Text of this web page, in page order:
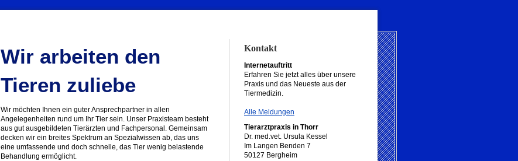
Wir arbeiten den
Tieren zuliebe
Wir möchten Ihnen ein guter Ansprechpartner in allen
Angelegenheiten rund um Ihr Tier sein. Unser Praxisteam besteht
aus gut ausgebildeten Tierärzten und Fachpersonal. Gemeinsam
decken wir ein breites Spektrum an Spezialwissen ab, das uns
eine umfassende und doch schnelle, das Tier wenig belastende
Behandlung ermöglicht.
Kontakt
Internetauftritt
Erfahren Sie jetzt alles über unsere
Praxis und das Neueste aus der
Tiermedizin.
Alle Meldungen
Tierarztpraxis in Thorr
Dr. med.vet. Ursula Kessel
Im Langen Benden 7
50127 Bergheim